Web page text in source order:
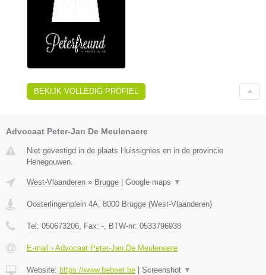
BEKIJK VOLLEDIG PROFIEL
Advocaat Peter-Jan De Meulenaere
Niet gevestigd in de plaats Huissignies en in de provincie
Henegouwen.
West-Vlaanderen » Brugge Google maps ▼
Oosterlingenplein 4A, 8000 Brugge (West-Vlaanderen)
Tel: 050673206, Fax: -, BTW-nr: 0533796938
E-mail › Advocaat Peter-Jan De Meulenaere
Website: https://www.beboet.be Screenshot ▼